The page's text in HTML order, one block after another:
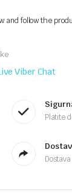
and follow the
Viber Chat
Platite